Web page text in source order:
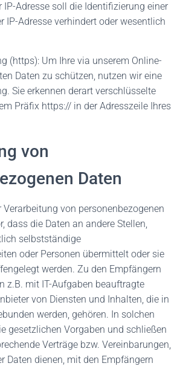
IP-Adresse soll die Identifizierung einer
IP-Adresse verhindert oder wesentlich
(https): Um Ihre via unserem Online-
Daten zu schützen, nutzen wir eine
Sie erkennen derart verschlüsselte
Präfix https:// in der Adresszeile Ihres
von
Daten
Verarbeitung von personenbezogenen
dass die Daten an andere Stellen,
selbstständige
oder Personen übermittelt oder sie
werden. Zu den Empfängern
z.B. mit IT-Aufgaben beauftragte
von Diensten und Inhalten, die in
werden, gehören. In solchen
gesetzlichen Vorgaben und schließen
Verträge bzw. Vereinbarungen,
Daten dienen, mit den Empfängern